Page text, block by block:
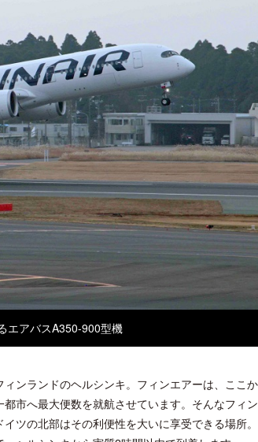
エアバスA350-900型機
ンランドのヘルシンキ。フィンエアーは、ここ
市へ最大便数を就航させています。そんなフィ
ツの北部はその利便性を大いに享受できる場所
年に合わせ「ザ ビュッフェ
イアット」のメニューを刷
ロサンゼルス
ズニーゆかり